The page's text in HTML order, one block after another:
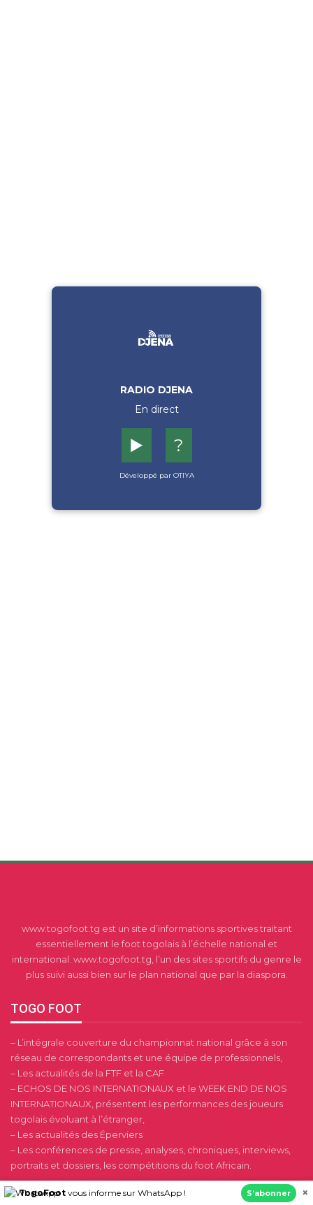
RADIO DJENA
En direct
▶️ ?
Développé par OTIYA
www.togofoot.tg est un site d’informations sportives traitant
essentiellement le foot togolais à l’échelle national et
international. www.togofoot.tg, l’un des sites sportifs du genre le
plus suivi aussi bien sur le plan national que par la diaspora.
TOGO FOOT
– L’intégrale couverture du championnat national grâce à son
réseau de correspondants et une équipe de professionnels,
– Les actualités de la FTF et la CAF
– ECHOS DE NOS INTERNATIONAUX et le WEEK END DE NOS
INTERNATIONAUX, présentent les performances des joueurs
togolais évoluant à l’étranger,
– Les actualités des Éperviers
– Les conférences de presse, analyses, chroniques, interviews,
portraits et dossiers, les compétitions du foot Africain.
OFFICE
TogoFoot vous informe sur WhatsApp ! S’abonner ×